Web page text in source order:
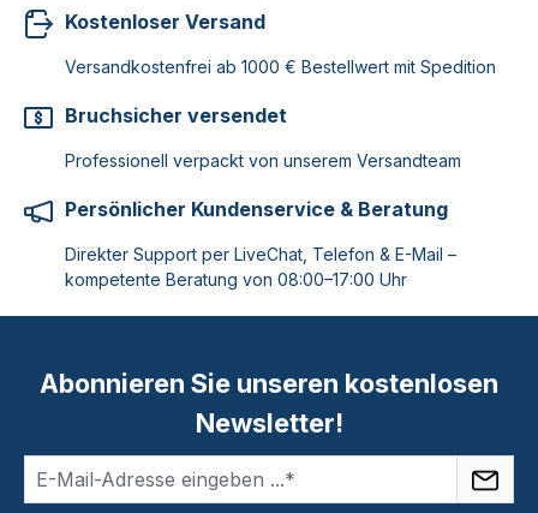
Kostenloser Versand
Versandkostenfrei ab 1000 € Bestellwert mit Spedition
Bruchsicher versendet
Professionell verpackt von unserem Versandteam
Persönlicher Kundenservice & Beratung
Direkter Support per LiveChat, Telefon & E-Mail –
kompetente Beratung von 08:00–17:00 Uhr
Abonnieren Sie unseren kostenlosen
Newsletter!